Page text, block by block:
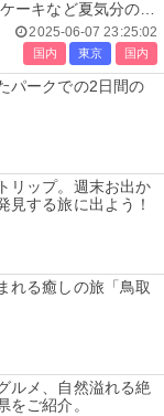
ーキなど夏気分のカ
2025-06-07 23:25:02
国内 東京 国内
パークでの2日間の
リップ。週末お出か
見する旅に出よう！
れる癒しの旅「鳥取
ルメ、自然溢れる絶
をご紹介。